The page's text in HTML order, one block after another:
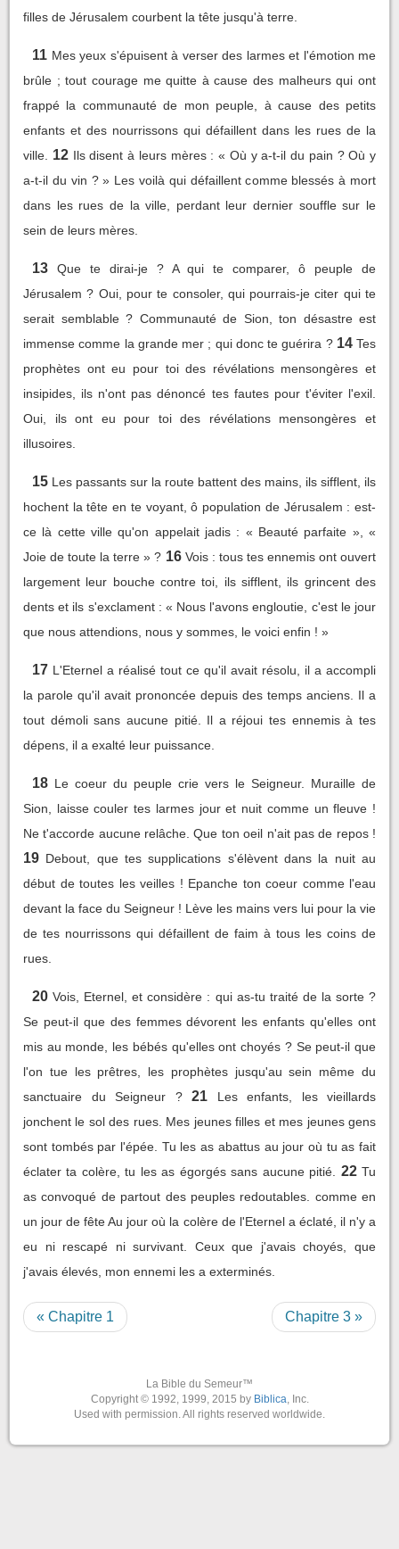
filles de Jérusalem courbent la tête jusqu'à terre.
11 Mes yeux s'épuisent à verser des larmes et l'émotion me
brûle ; tout courage me quitte à cause des malheurs qui ont
frappé la communauté de mon peuple, à cause des petits
enfants et des nourrissons qui défaillent dans les rues de la
ville.
12 Ils disent à leurs mères : « Où y a-t-il du pain ? Où y
a-t-il du vin ? » Les voilà qui défaillent comme blessés à mort
dans les rues de la ville, perdant leur dernier souffle sur le
sein de leurs mères.
13
Que te dirai-je ? A qui te comparer, ô peuple de
Jérusalem ? Oui, pour te consoler, qui pourrais-je citer qui te
serait semblable ? Communauté de Sion, ton désastre est
immense comme la grande mer ; qui donc te guérira ? 14 Tes
prophètes ont eu pour toi des révélations mensongères et
insipides, ils n'ont pas dénoncé tes fautes pour t'éviter l'exil.
Oui, ils ont eu pour toi des révélations mensongères et
illusoires.
15 Les passants sur la route battent des mains, ils sifflent, ils
hochent la tête en te voyant, ô population de Jérusalem : est-
ce là cette ville qu'on appelait jadis : « Beauté parfaite », «
Joie de toute la terre » ? 16 Vois : tous tes ennemis ont ouvert
largement leur bouche contre toi, ils sifflent, ils grincent des
dents et ils s'exclament : « Nous l'avons engloutie, c'est le jour
que nous attendions, nous y sommes, le voici enfin ! »
17 L'Eternel a réalisé tout ce qu'il avait résolu, il a accompli
la parole qu'il avait prononcée depuis des temps anciens. Il a
tout démoli sans aucune pitié. Il a réjoui tes ennemis à tes
dépens, il a exalté leur puissance.
18 Le coeur du peuple crie vers le Seigneur. Muraille de
Sion, laisse couler tes larmes jour et nuit comme un fleuve !
Ne t'accorde aucune relâche. Que ton oeil n'ait pas de repos !
19 Debout, que tes supplications s'élèvent dans la nuit au
début de toutes les veilles ! Epanche ton coeur comme l'eau
devant la face du Seigneur ! Lève les mains vers lui pour la vie
de tes nourrissons qui défaillent de faim à tous les coins de
rues.
20 Vois, Eternel, et considère : qui as-tu traité de la sorte ?
Se peut-il que des femmes dévorent les enfants qu'elles ont
mis au monde, les bébés qu'elles ont choyés ? Se peut-il que
l'on tue les prêtres, les prophètes jusqu'au sein même du
sanctuaire du Seigneur ?
21
Les enfants, les vieillards
jonchent le sol des rues. Mes jeunes filles et mes jeunes gens
sont tombés par l'épée. Tu les as abattus au jour où tu as fait
éclater ta colère, tu les as égorgés sans aucune pitié.
22 Tu
as convoqué de partout des peuples redoutables. comme en
un jour de fête Au jour où la colère de l'Eternel a éclaté, il n'y a
eu ni rescapé ni survivant. Ceux que j'avais choyés, que
j'avais élevés, mon ennemi les a exterminés.
« Chapitre 1 Chapitre 3 »
La Bible du Semeur™
Copyright © 1992, 1999, 2015 by Biblica, Inc.
Used with permission. All rights reserved worldwide.